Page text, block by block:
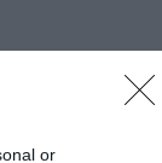
or